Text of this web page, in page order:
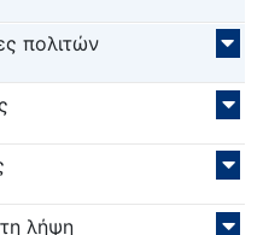
πολιτών
λήψη